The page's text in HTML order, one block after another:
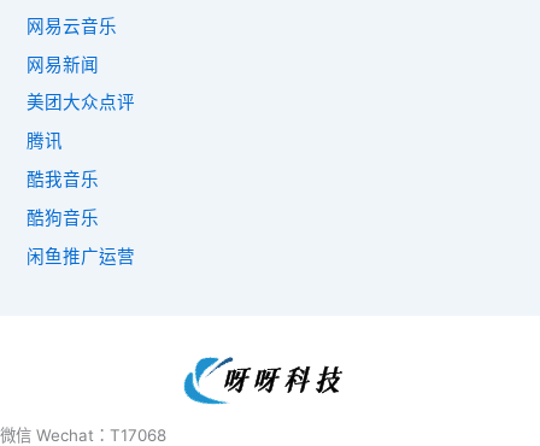
网易云音乐
网易新闻
美团大众点评
腾讯
酷我音乐
酷狗音乐
闲鱼推广运营
微信 Wechat：T17068